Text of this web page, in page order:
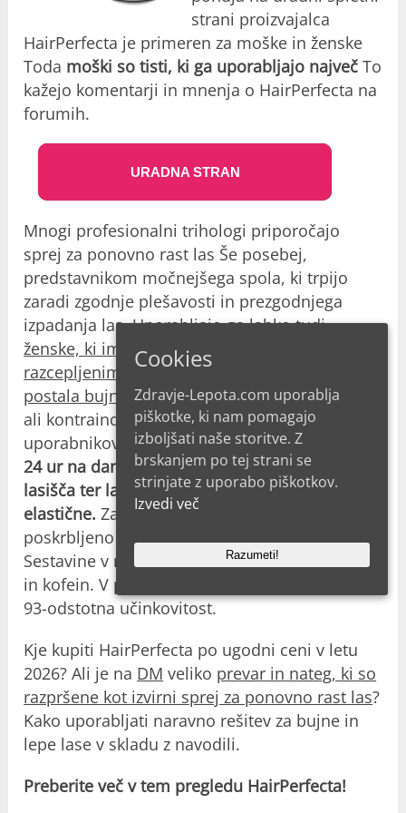
strani proizvajalca
HairPerfecta je primeren za moške in ženske
Toda moški so tisti, ki ga uporabljajo največ To
kažejo komentarji in mnenja o HairPerfecta na
forumih.
URADNA STRAN
Mnogi profesionalni trihologi priporočajo
sprej za ponovno rast las Še posebej,
predstavnikom močnejšega spola, ki trpijo
zaradi zgodnje plešavosti in prezgodnjega
izpadanja las.Uporabljajo ga lahko tudi
ženske, ki imajo lase brez življenja z
razcepljenimi konicami, da bi njihova griva
postala bujna in živahna.O neželenih učinkih
ali kontraindikacijah niso poročali. Pritožbe
uporabnikov so blizu ničHairPerfecta deluje
24 ur na dan, 7 dni v tednu, obnavlja kožo
lasišča ter lase naredi močnejše in bolj
elastične. Zaradi organske sestave je
poskrbljeno tudi za dodaten sijaj in sijaj.
Sestavine v njej so prokapil, keratin, magnezij
in kofein. V potrdilu o kakovosti je navedena
93-odstotna učinkovitost.
Kje kupiti HairPerfecta po ugodni ceni v letu
2026? Ali je na DM veliko prevar in nateg, ki so
razpršene kot izvirni sprej za ponovno rast las?
Kako uporabljati naravno rešitev za bujne in
lepe lase v skladu z navodili.
Preberite več v tem pregledu HairPerfecta!
Cookies
Zdravje-Lepota.com uporablja
piškotke, ki nam pomagajo
izboljšati naše storitve. Z
brskanjem po tej strani se
strinjate z uporabo piškotkov.
Izvedi več
Razumeti!